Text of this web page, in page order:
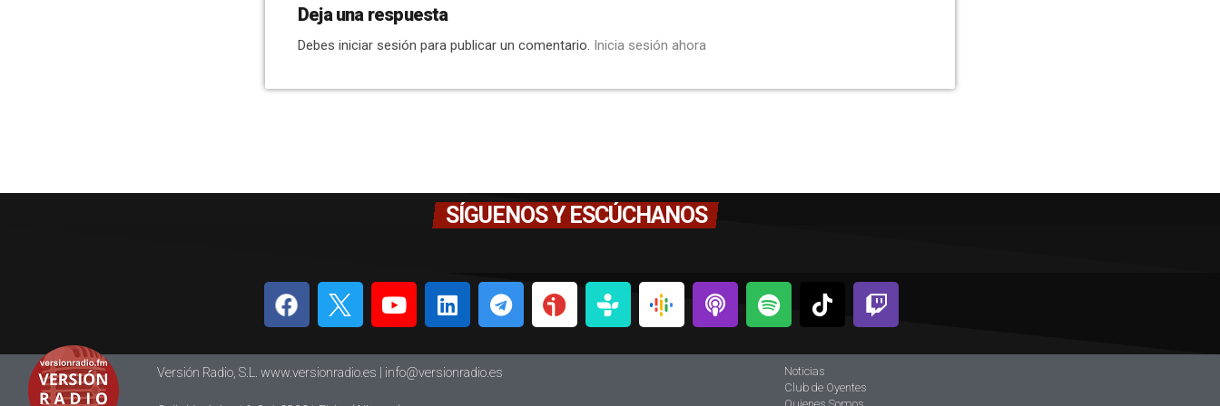
Deja una respuesta
Debes iniciar sesión para publicar un comentario. Inicia sesión ahora
SÍGUENOS Y ESCÚCHANOS
Versión Radio, S.L. www.versionradio.es | info@versionradio.es
Noticias
Club de Oyentes